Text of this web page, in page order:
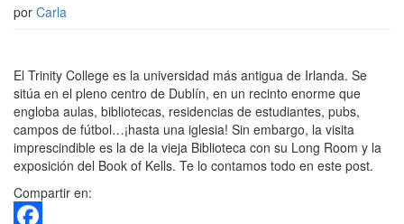
por Carla
El Trinity College es la universidad más antigua de Irlanda. Se
sitúa en el pleno centro de Dublín, en un recinto enorme que
engloba aulas, bibliotecas, residencias de estudiantes, pubs,
campos de fútbol…¡hasta una iglesia! Sin embargo, la visita
imprescindible es la de la vieja Biblioteca con su Long Room y la
exposición del Book of Kells. Te lo contamos todo en este post.
Compartir en: